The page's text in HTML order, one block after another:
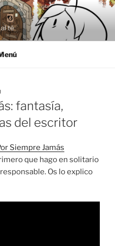
té
fantasía,
del escritor
Siempre Jamás
que hago en solitario
Os lo explico